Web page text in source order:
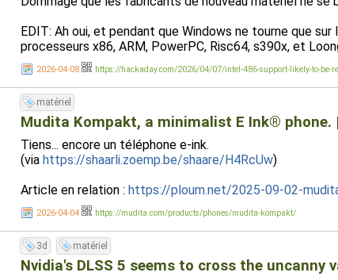
EDIT: Ah oui, et pendant que Windows ne tourne que
processeurs x86, ARM, PowerPC, Risc64, s390x, et
2026-04-08 https://hackaday.com/2026/04/07/intel-486-support-likely-to-be-
matériel
Mudita Kompakt, a minimalist E Ink® phone.
Tiens... encore un téléphone e-ink.
(via https://shaarli.zoemp.be/shaare/H4RcUw)
Article en relation : https://ploum.net/2025-09-02-
2026-04-04 https://mudita.com/products/phones/mudita-kompakt/
3d matériel
Nvidia's DLSS 5 seems to cross the uncanny